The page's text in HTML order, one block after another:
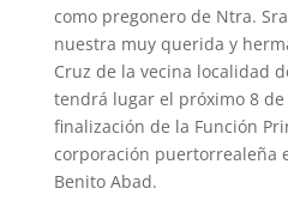
como pregonero de Ntra.
nuestra muy querida y
Cruz de la vecina localidad
tendrá lugar el próximo 8
finalización de la Función
corporación puertorrealeña
Benito Abad.